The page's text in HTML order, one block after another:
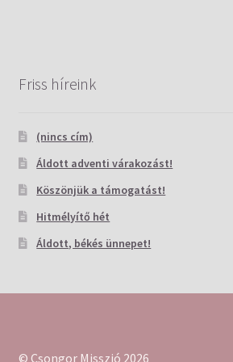
Friss híreink
(nincs cím)
Áldott adventi várakozást!
Köszönjük a támogatást!
Hitmélyítő hét
Áldott, békés ünnepet!
© Csongor Misszió 2026